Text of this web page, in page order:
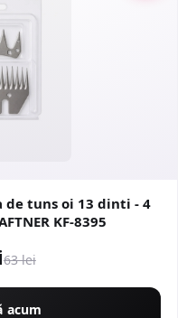
tuns oi 13 dinti - 4
KF-8395
63 lei
acum